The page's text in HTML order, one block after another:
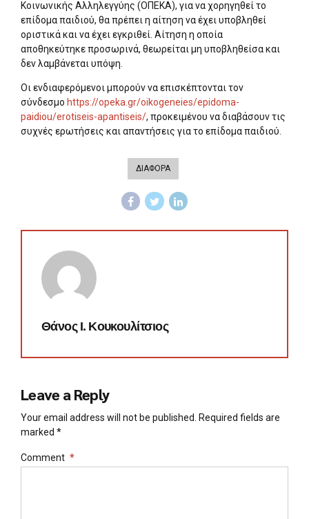
Κοινωνικής Αλληλεγγύης (ΟΠΕΚΑ), για να χορηγηθεί το
επίδομα παιδιού, θα πρέπει η αίτηση να έχει υποβληθεί
οριστικά και να έχει εγκριθεί. Αίτηση η οποία
αποθηκεύτηκε προσωρινά, θεωρείται μη υποβληθείσα και
δεν λαμβάνεται υπόψη.
Οι ενδιαφερόμενοι μπορούν να επισκέπτονται τον
σύνδεσμο https://opeka.gr/oikogeneies/epidoma-
paidiou/erotiseis-apantiseis/, προκειμένου να διαβάσουν τις
συχνές ερωτήσεις και απαντήσεις για το επίδομα παιδιού.
ΔΙΑΦΟΡΑ
Θάνος Ι. Κουκουλίτσιος
Leave a Reply
Your email address will not be published. Required fields are
marked *
Comment *